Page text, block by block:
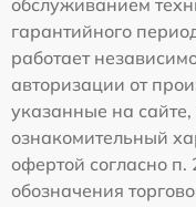
гарантийного
работает
авторизации от
указанные на
ознакомительный
офертой согласно
обозначения